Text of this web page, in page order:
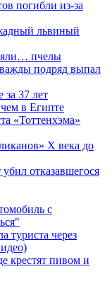
погибли из-за
львиный
пчелы
подряд выпал
37 лет
в Египте
«Тоттенхэма»
X века до
отказавшегося
с
туриста через
крестят пивом и